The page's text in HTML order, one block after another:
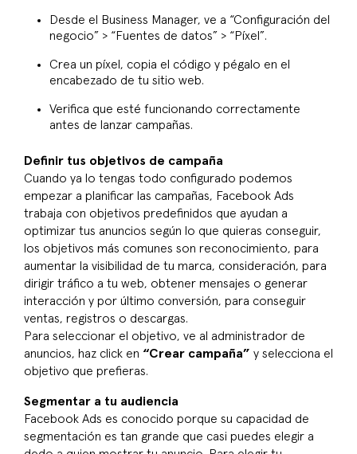
Desde el Business Manager, ve a “Configuración del
negocio” > “Fuentes de datos” > “Píxel”.
Crea un píxel, copia el código y pégalo en el
encabezado de tu sitio web.
Verifica que esté funcionando correctamente
antes de lanzar campañas.
Definir tus objetivos de campaña
Cuando ya lo tengas todo configurado podemos
empezar a planificar las campañas, Facebook Ads
trabaja con objetivos predefinidos que ayudan a
optimizar tus anuncios según lo que quieras conseguir,
los objetivos más comunes son reconocimiento, para
aumentar la visibilidad de tu marca, consideración, para
dirigir tráfico a tu web, obtener mensajes o generar
interacción y por último conversión, para conseguir
ventas, registros o descargas.
Para seleccionar el objetivo, ve al administrador de
anuncios, haz click en “Crear campaña” y selecciona el
objetivo que prefieras.
Segmentar a tu audiencia
Facebook Ads es conocido porque su capacidad de
segmentación es tan grande que casi puedes elegir a